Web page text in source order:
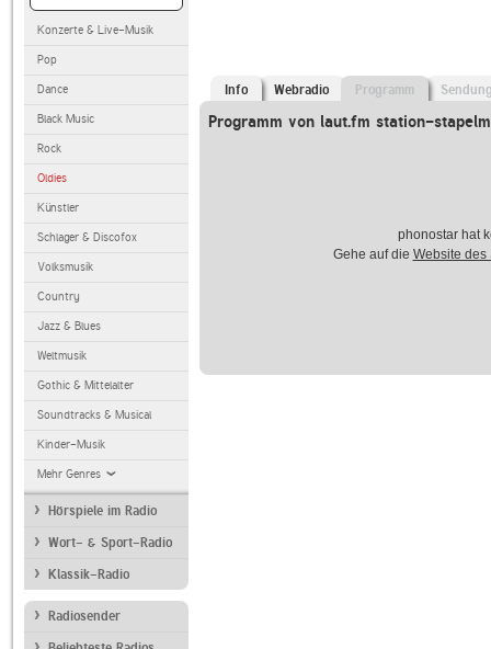
Konzerte & Live-Musik
Pop
Dance
Black Music
Rock
Oldies
Künstler
Schlager & Discofox
Volksmusik
Country
Jazz & Blues
Weltmusik
Gothic & Mittelalter
Soundtracks & Musical
Kinder-Musik
Mehr Genres
Hörspiele im Radio
Wort- & Sport-Radio
Klassik-Radio
Radiosender
Info Webradio Programm
Programm von laut.fm station-
phonostar hat
Gehe auf die Website des